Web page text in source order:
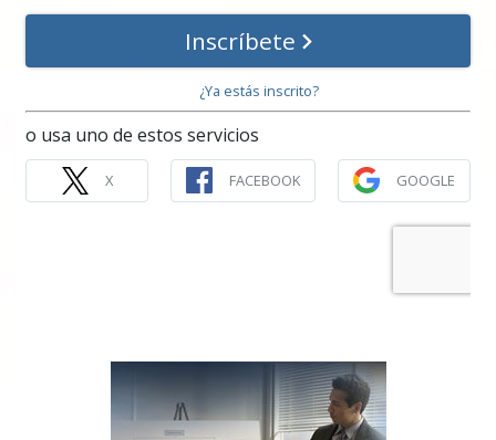
Inscríbete
¿Ya estás inscrito?
o usa uno de estos servicios
X FACEBOOK GOOGLE